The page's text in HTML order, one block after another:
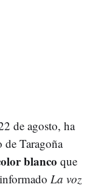
de agosto, ha
Taragoña
blanco que
La voz